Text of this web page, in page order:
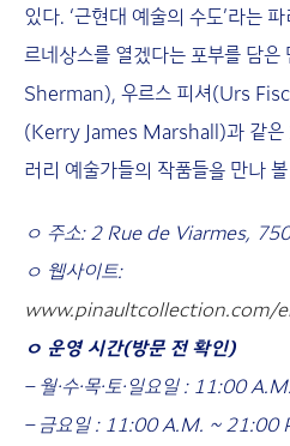
있다. ‘근현대 예술의 수도’라는
르네상스를 열겠다는 포부를 담
Sherman), 우르스 피셔(Urs
(Kerry James Marshall)과 같은
러리 예술가들의 작품들을 만나
ㅇ 주소: 2 Rue de Viarmes,
ㅇ 웹사이트:
www.pinaultcollection.com/
ㅇ 운영 시간(방문 전 확인)
– 월·수·목·토·일요일 : 11:00
– 금요일 : 11:00 A.M. ~ 21:00